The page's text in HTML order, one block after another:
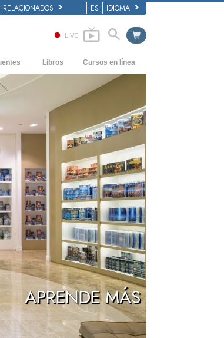
ES IDIOMA
LIVE
básicos
Scientology
Libros
Audiolibros
Conferencias Introductorias
Películas
Cursos en línea
Cómo Resolver los Conflictos
Las Dinámicas de la Existencia
Los Componentes de la Comprensión
Soluciones para un Entorno Peligroso
Ayudas para Enfermedades y Lesiones
La Integridad y la Honestidad
El Matrimonio
La Escala Tonal Emocional
Respuestas a las Drogas
Herramientas para el Entorno Laboral
La Ética y las Condiciones
APRENDE MÁS